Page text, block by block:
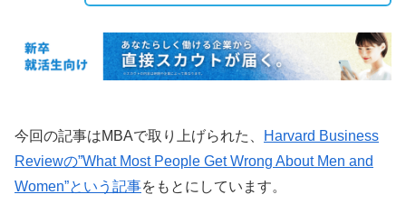
今回の記事はMBAで取り上げられた、
Harvard Business
Reviewの”What Most People Get Wrong About Men and
Women”という記事をもとにしています。